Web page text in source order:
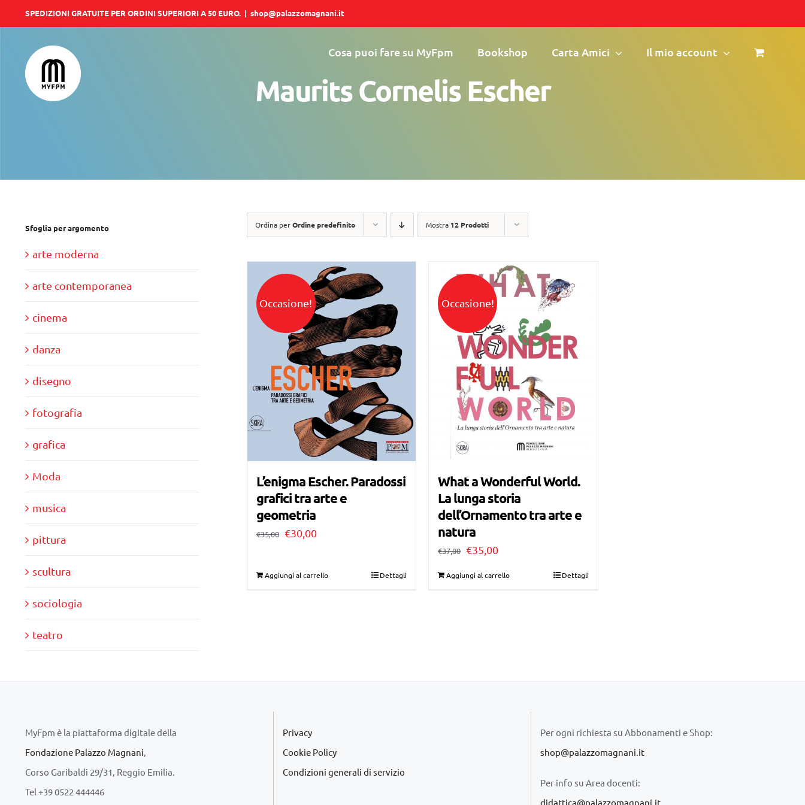
al
contenuto
SPEDIZIONI GRATUITE PER ORDINI SUPERIORI A 50 EURO. | shop@palazzomagnani.it
Cosa puoi fare su MyFpm Bookshop Carta Amici Il mio account
Maurits Cornelis Escher
Ordina perOrdine predefinito Mostra 12 Prodotti
Occasione!
L’enigma Escher. Paradossi
grafici tra arte e
geometria
€35,00 Il
originale
€30,00Il
attuale
Aggiungi al carrello Dettagli
Occasione!
What a Wonderful World.
La lunga storia
dell’Ornamento tra arte e
natura
€37,00 Il
€35,00Il
Aggiungi al carrello Dettagli
Sfoglia per argomento
arte moderna
arte contemporanea
cinema
danza
disegno
fotografia
grafica
Moda
musica
pittura
scultura
sociologia
teatro
MyFpm è la piattaforma digitale della
Fondazione Palazzo Magnani
Corso Garibaldi 29/31, Reggio Emilia.
Tel +39 0522 444446
Privacy
Cookie Policy
Condizioni generali di servizio
Per ogni richiesta su Abbonamenti e Shop:
shop@palazzomagnani.it
Per info su Area docenti:
didattica@palazzomagnani.it